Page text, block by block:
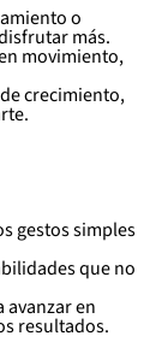
o
más.
movimiento,
crecimiento,
gestos simples
que no
avanzar en
resultados.